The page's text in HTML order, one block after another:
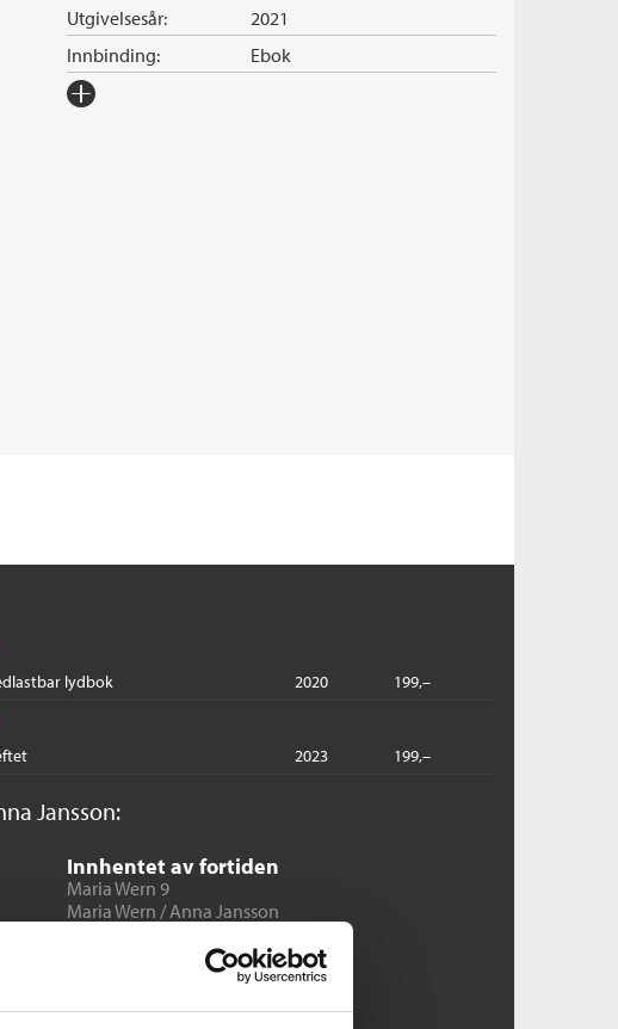
Innbinding: Ebok
Utgivelsesår: 2021
Forlag:
lydbok 2020 199,–
2023 199,–
Jansson:
Innhentet av fortiden
Maria Wern 9
Maria Wern /Anna Jansson
Kjøp